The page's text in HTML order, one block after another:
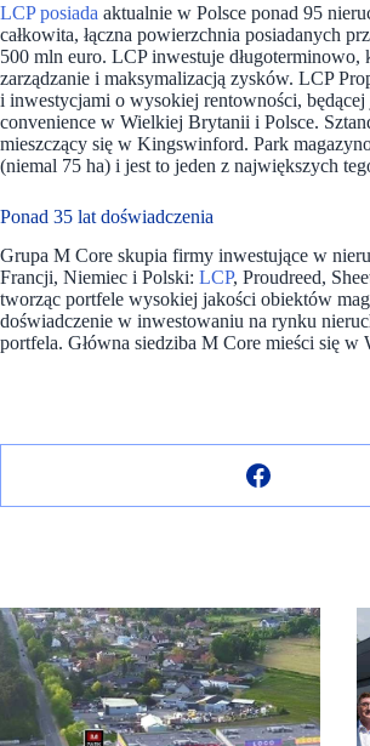
LCP posiada aktualnie w Polsce ponad 95
całkowita, łączna powierzchnia posiadanych
500 mln euro. LCP inwestuje
zarządzanie i maksymalizacją zysków. LCP
i inwestycjami o wysokiej rentowności,
convenience w Wielkiej Brytanii i Polsce.
mieszczący się w Kingswinford. Park
(niemal 75 ha) i jest to jeden z największych
Ponad 35 lat doświadczenia
Grupa M Core skupia firmy inwestujące w
Francji, Niemiec i Polski: LCP, Proudreed,
tworząc portfele wysokiej jakości obiektów
doświadczenie w inwestowaniu na rynku
portfela. Główna siedziba M Core mieści się